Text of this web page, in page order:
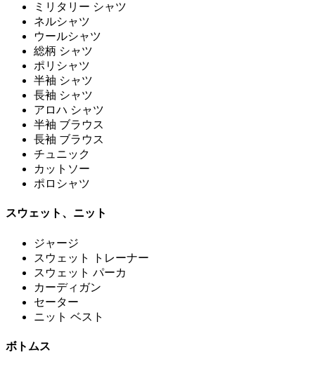
ミリタリー シャツ
ネルシャツ
ウールシャツ
総柄 シャツ
ポリシャツ
半袖 シャツ
長袖 シャツ
アロハ シャツ
半袖 ブラウス
長袖 ブラウス
チュニック
カットソー
ポロシャツ
スウェット、ニット
ジャージ
スウェット トレーナー
スウェット パーカ
カーディガン
セーター
ニット ベスト
ボトムス